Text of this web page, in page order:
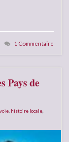
1 Commentaire
Pays de
histoire locale